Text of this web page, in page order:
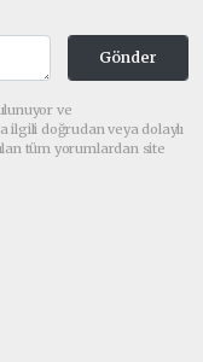
Gönder
ve
ilgili doğrudan veya dolaylı
tüm yorumlardan site